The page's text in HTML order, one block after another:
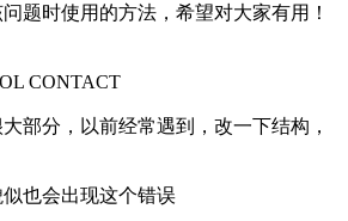
问题时使用的方法，希望对大家有用！
CONTACT
部分，以前经常遇到，改一下结构，
也会出现这个错误